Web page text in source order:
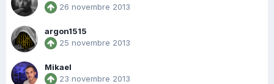
26 novembre 2013
argon1515
25 novembre 2013
Mikael
23 novembre 2013